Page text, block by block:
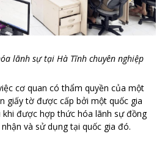
lãnh sự tại Hà Tĩnh chuyên nghiệp
cơ quan có thẩm quyền của một
giấy tờ được cấp bởi một quốc gia
khi được hợp thức hóa lãnh sự đồng
và sử dụng tại quốc gia đó.